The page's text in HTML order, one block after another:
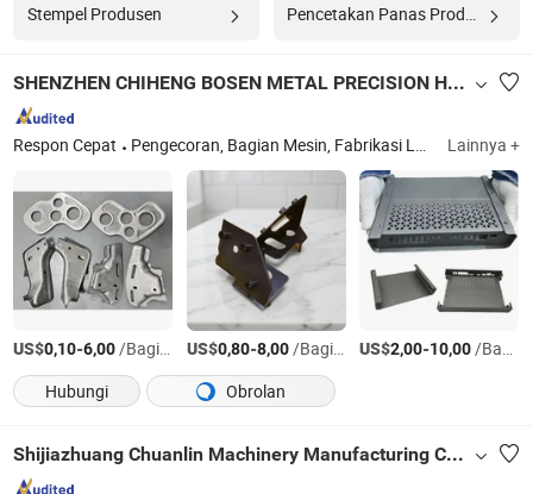
Stempel Produsen
SHENZHEN CHIHENG BOSEN METAL PRECISION HARDWARE CO., LTD
Respon Cepat Pengecoran, Bagian Mesin, Fabrikasi Logam Lembaran, Pengecoran, Bagian Mesin CNC, Logam Lembaran, Bagian Mesin Aluminium, Pengecoran Aluminium, Bagian Mesin Presisi, Mesin Presisi Lainnya +
US$0,10-6,00/Bagian US$0,80-8,00/Bagian US$2,00-10,00/Bagian
Hubungi
Obrolan
Shijiazhuang Chuanlin Machinery Manufacturing Co., Ltd